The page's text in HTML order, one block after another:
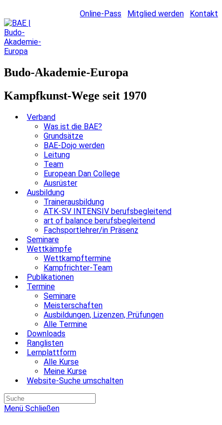
Online-Pass Mitglied werden Kontakt
Budo-Akademie-Europa
Kampfkunst-Wege seit 1970
Verband
Was ist die BAE?
Grundsätze
BAE-Dojo werden
Leitung
Team
European Dan College
Ausrüster
Ausbildung
Trainerausbildung
ATK-SV INTENSIV berufsbegleitend
art of balance berufsbegleitend
Fachsportlehrer/in Präsenz
Seminare
Wettkämpfe
Wettkampftermine
Kampfrichter-Team
Publikationen
Termine
Seminare
Meisterschaften
Ausbildungen, Lizenzen, Prüfungen
Alle Termine
Downloads
Ranglisten
Lernplattform
Alle Kurse
Meine Kurse
Website-Suche umschalten
Menü Schließen